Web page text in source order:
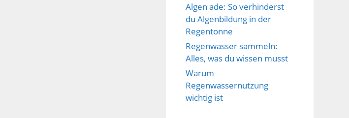
Algen ade: So verhinderst
du Algenbildung in der
Regentonne
Regenwasser sammeln:
Alles, was du wissen musst
Warum
Regenwassernutzung
wichtig ist